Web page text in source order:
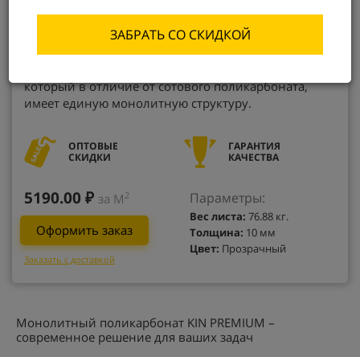
Монолитный поликарбонат KIN PREMIUM от
который в отличие от сотового поликарбоната,
имеет единую монолитную структуру.
ОПТОВЫЕ
СКИДКИ
ГАРАНТИЯ
КАЧЕСТВА
5190.00 ₽ за М 2
Оформить заказ
Заказать с доставкой
Параметры:
Вес листа: 76.88 кг.
Толщина: 10 мм
Цвет: Прозрачный
Монолитный поликарбонат KIN PREMIUM –
современное решение для ваших задач
ЗАБРАТЬ СО СКИДКОЙ